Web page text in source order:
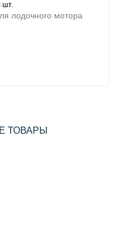
шт.
лодочного мотора
ТОВАРЫ